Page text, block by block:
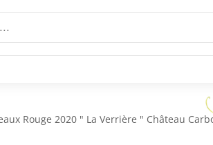
Rouge 2020 " La Verrière " Château